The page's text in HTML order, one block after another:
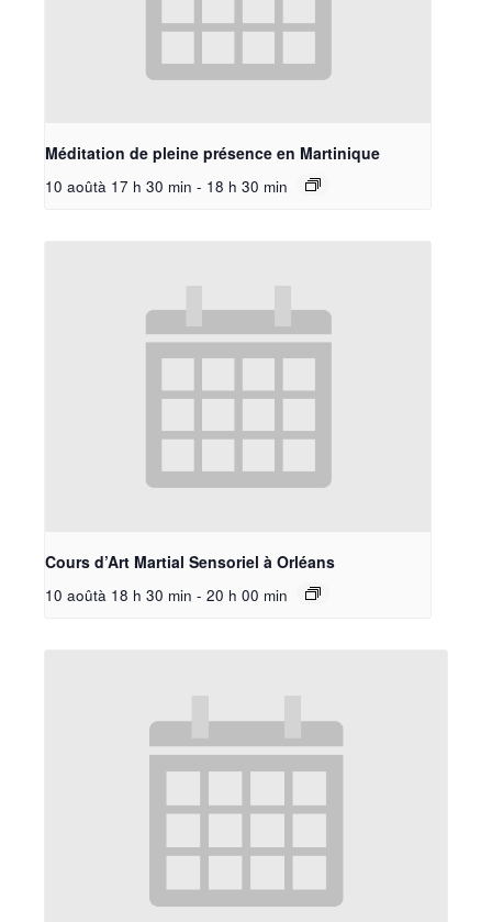
Méditation de pleine présence en Martinique
10 aoûtà 17 h 30 min - 18 h 30 min
Cours d’Art Martial Sensoriel à Orléans
10 aoûtà 18 h 30 min - 20 h 00 min